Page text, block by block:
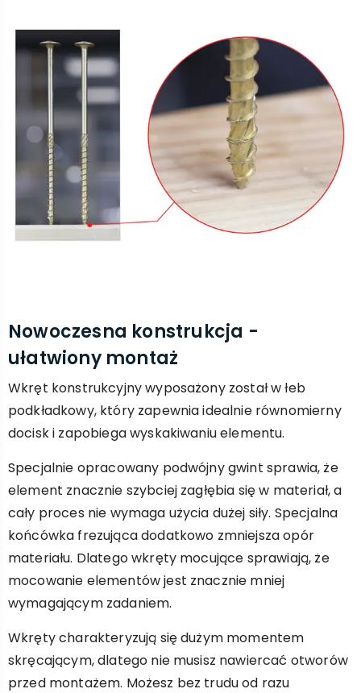
Nowoczesna konstrukcja -
ułatwiony montaż
Wkręt konstrukcyjny wyposażony został w łeb
podkładkowy, który zapewnia idealnie równomierny
docisk i zapobiega wyskakiwaniu elementu.
Specjalnie opracowany podwójny gwint sprawia, że
element znacznie szybciej zagłębia się w materiał, a
cały proces nie wymaga użycia dużej siły. Specjalna
końcówka frezująca dodatkowo zmniejsza opór
materiału. Dlatego wkręty mocujące sprawiają, że
mocowanie elementów jest znacznie mniej
wymagającym zadaniem.
Wkręty charakteryzują się dużym momentem
skręcającym, dlatego nie musisz nawiercać otworów
przed montażem. Możesz bez trudu od razu